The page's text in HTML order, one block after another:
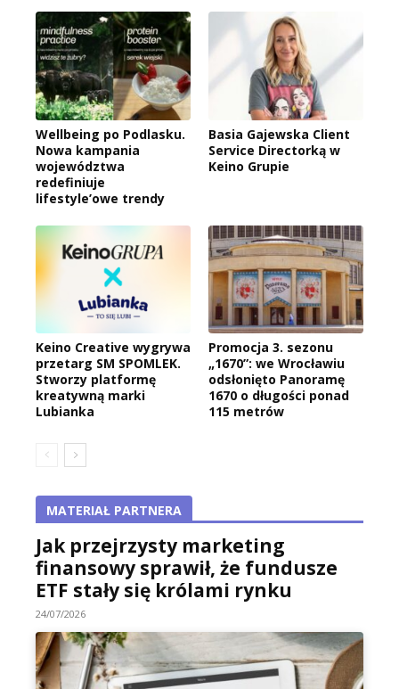
Wellbeing po Podlasku.
Nowa kampania
województwa
redefiniuje
lifestyle’owe trendy
Basia Gajewska Client
Service Directorką w
Keino Grupie
Keino Creative wygrywa
przetarg SM SPOMLEK.
Stworzy platformę
kreatywną marki
Lubianka
Promocja 3. sezonu
„1670”: we Wrocławiu
odsłonięto Panoramę
1670 o długości ponad
115 metrów
MATERIAŁ PARTNERA
Jak przejrzysty marketing
finansowy sprawił, że fundusze
ETF stały się królami rynku
24/07/2026